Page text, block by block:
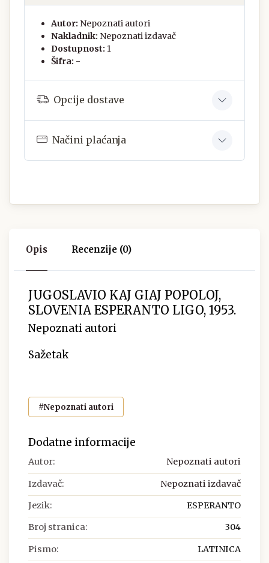
Autor: Nepoznati autori
Nakladnik: Nepoznati izdavač
Dostupnost: 1
Šifra: -
Opcije dostave
Načini plaćanja
Opis Recenzije (0)
JUGOSLAVIO KAJ GIAJ POPOLOJ,
SLOVENIA ESPERANTO LIGO, 1953.
Nepoznati autori
Sažetak
#Nepoznati autori
Dodatne informacije
Autor: Nepoznati autori
Izdavač: Nepoznati izdavač
Jezik: ESPERANTO
Broj stranica: 304
Pismo: LATINICA